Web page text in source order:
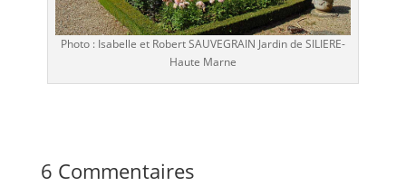
Photo : Isabelle et Robert SAUVEGRAIN Jardin de SILIERE-
Haute Marne
6 Commentaires